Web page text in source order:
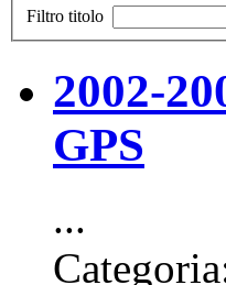
Filtro titolo
2002-
GPS
...